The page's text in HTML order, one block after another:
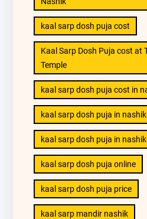
kaal sarp dosh puja cost
Kaal Sarp Dosh Puja cost at
Temple
kaal sarp dosh puja cost in
kaal sarp dosh puja in nashik
kaal sarp dosh puja in
kaal sarp dosh puja online
kaal sarp dosh puja price
kaal sarp mandir nashik